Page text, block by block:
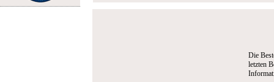
Die
letzten